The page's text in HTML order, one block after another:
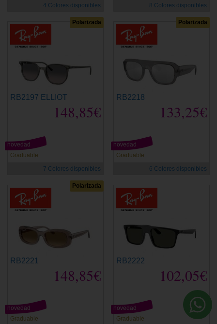
4 Colores disponibles 8 Colores disponibles
Polarizada
RB2197 ELLIOT
148,85€
Graduable
novedad
7 Colores disponibles
Polarizada
RB2218
133,25€
Graduable
novedad
6 Colores disponibles
Polarizada
RB2221
148,85€
Graduable
novedad
RB2222
102,05€
Graduable
novedad